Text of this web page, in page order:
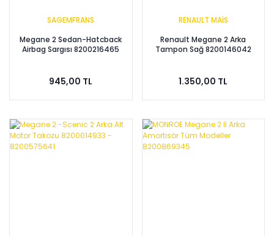
SAGEMFRANS
Megane 2 Sedan-Hatcback
Airbag Sargısı 8200216465
945,00 TL
RENAULT MAİS
Renault Megane 2 Arka
Tampon Sağ 8200146042
1.350,00 TL